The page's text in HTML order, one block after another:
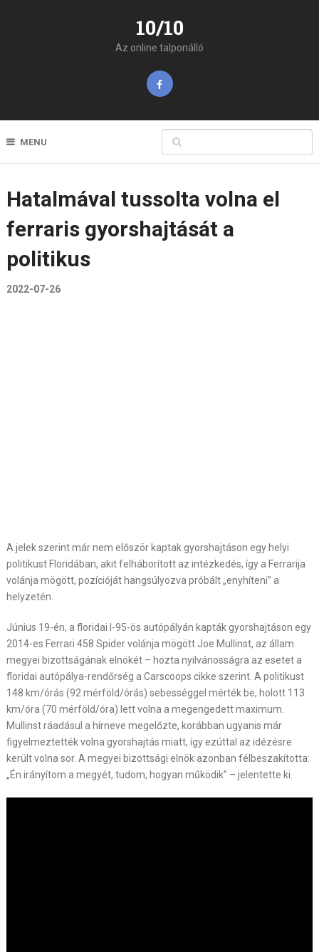
10/10
Az online talponálló
MENU
Hatalmával tussolta volna el
ferraris gyorshajtását a
politikus
2022-07-26
A jelek szerint már nem először kaptak gyorshajtáson egy helyi
politikust Floridában, akit felháborított az intézkedés, így a Ferrarija
volánja mögött, pozícióját hangsúlyozva próbált „enyhíteni” a
helyzetén.
Június 19-én, a floridai I-95-ös autópályán kapták gyorshajtáson egy
2014-es Ferrari 458 Spider volánja mögött Joe Mullinst, az állam
megyei bizottságának elnökét – hozta nyilvánosságra az esetet a
floridai autópálya-rendőrség a Carscoops cikke szerint. A politikust
148 km/órás (92 mérföld/órás) sebességgel mérték be, holott 113
km/óra (70 mérföld/óra) lett volna a megengedett maximum.
Mullinst ráadásul a hírneve megelőzte, korábban ugyanis már
figyelmeztették volna gyorshajtás miatt, így ezúttal az idézésre
került volna sor. A megyei bizottsági elnök azonban félbeszakította:
„Én irányítom a megyét, tudom, hogyan működik” – jelentette ki.